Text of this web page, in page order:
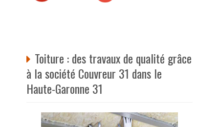
Toiture : des travaux de qualité grâce
à la société Couvreur 31 dans le
Haute-Garonne 31